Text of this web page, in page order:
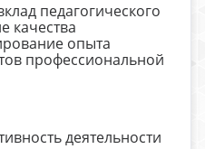
педагогического
качества
опыта
профессиональной
деятельности